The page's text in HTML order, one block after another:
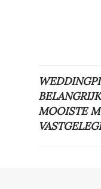
MOOISTE